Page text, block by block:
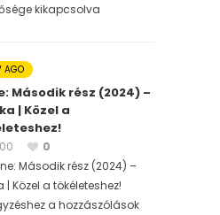
kikapcsolva
AGO
Második rész (2024) –
| Közel a
0
Második rész (2024) –
| Közel a tökéleteshez!
a hozzászólások